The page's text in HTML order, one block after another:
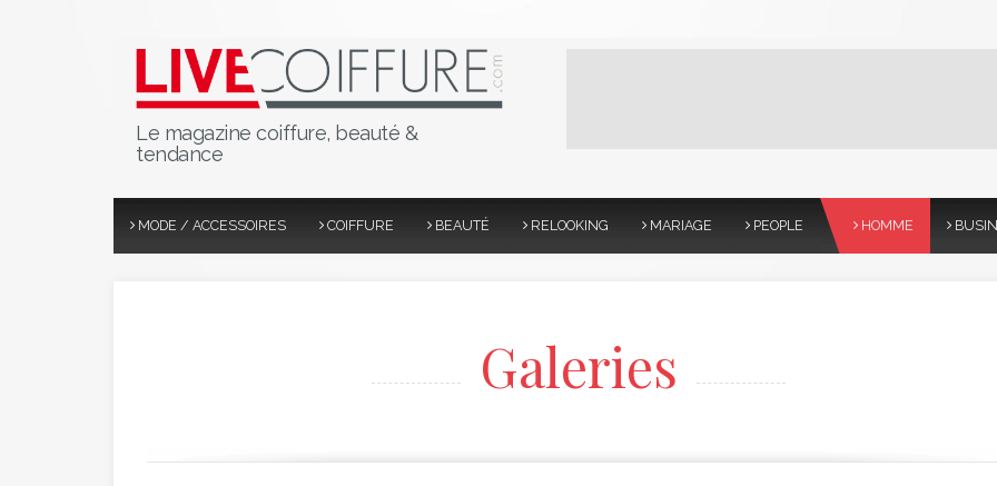
Le magazine coiffure, beauté &
tendance
MODE / ACCESSOIRES COIFFURE BEAUTÉ RELOOKING MARIAGE PEOPLE HOMME
Galeries